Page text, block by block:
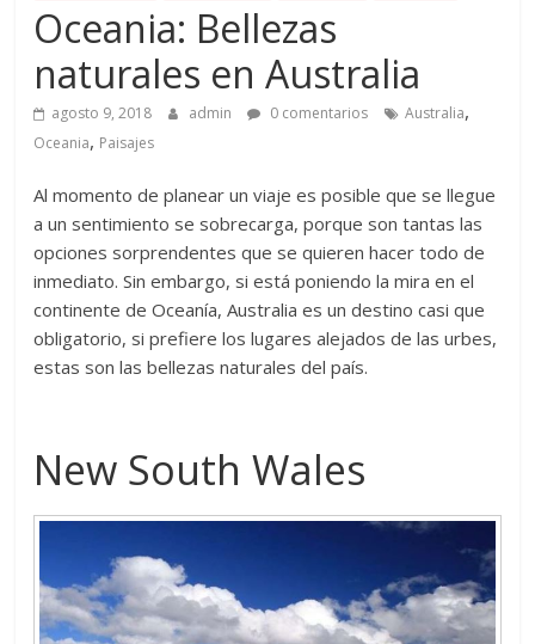
Oceania: Bellezas
naturales en Australia
agosto 9, 2018 admin 0 comentarios Australia,
Oceania, Paisajes
Al momento de planear un viaje es posible que se llegue
a un sentimiento se sobrecarga, porque son tantas las
opciones sorprendentes que se quieren hacer todo de
inmediato. Sin embargo, si está poniendo la mira en el
continente de Oceanía, Australia es un destino casi que
obligatorio, si prefiere los lugares alejados de las urbes,
estas son las bellezas naturales del país.
New South Wales